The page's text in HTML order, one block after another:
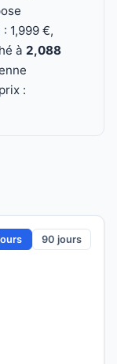
: 1,999 €,
à 2,088
:
90 jours